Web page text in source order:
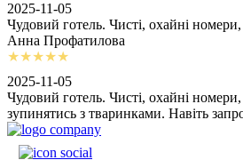
2025-11-05
Чудовий готель. Чисті, охайні
Анна Профатилова
2025-11-05
Чудовий готель. Чисті, охайні
зупинятись з тваринками. Навіть